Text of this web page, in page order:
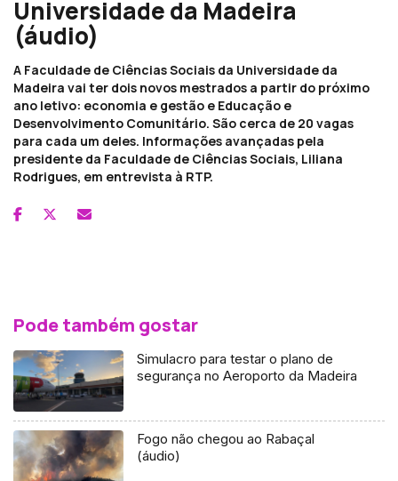
Universidade da Madeira
(áudio)
A Faculdade de Ciências Sociais da Universidade da
Madeira vai ter dois novos mestrados a partir do próximo
ano letivo: economia e gestão e Educação e
Desenvolvimento Comunitário. São cerca de 20 vagas
para cada um deles. Informações avançadas pela
presidente da Faculdade de Ciências Sociais, Liliana
Rodrigues, em entrevista à RTP.
Pode também gostar
Simulacro para testar o plano de
segurança no Aeroporto da Madeira
Fogo não chegou ao Rabaçal
(áudio)